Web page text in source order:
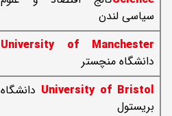
سیاسی لندن
University of Manchester
دانشگاه منچستر
University of Bristol دانشگاه
بریستول